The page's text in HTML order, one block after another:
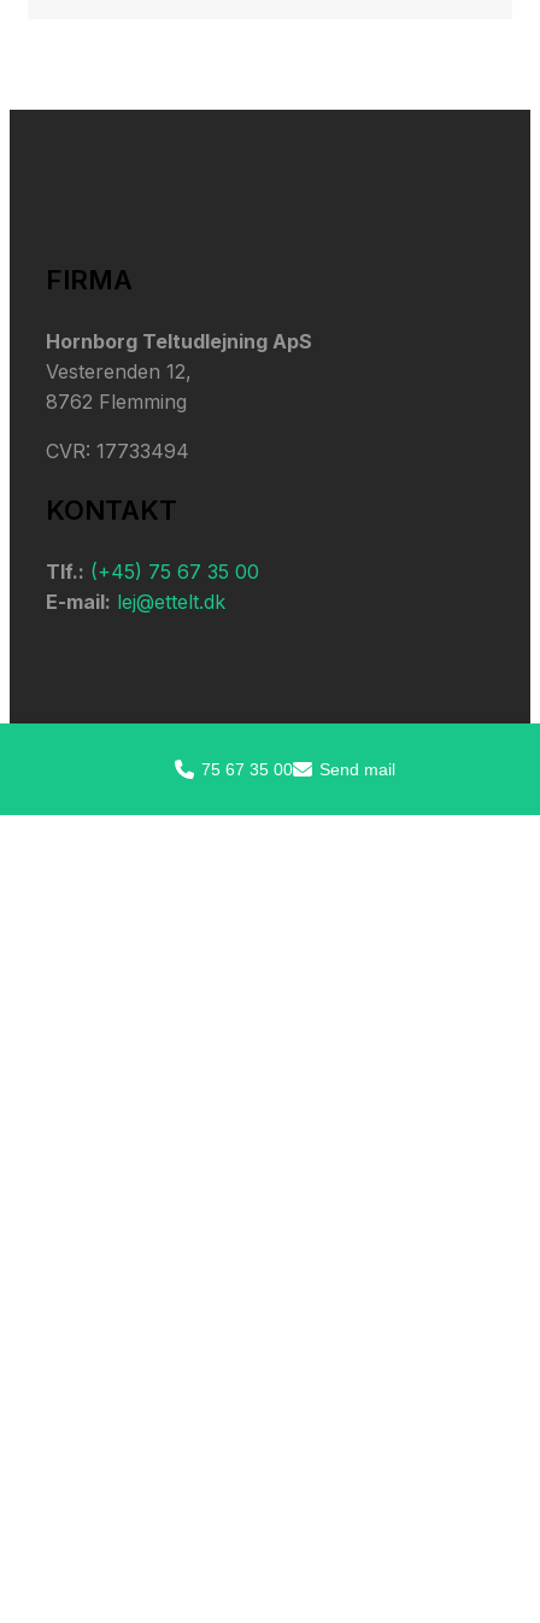
FIRMA
​Hornborg Teltudlejning ApS
Vesterenden 12,
​8762 Flemming
​CVR: 17733494
KONTAKT
Tlf.: (+45) 75 67 35 00
E-mail: lej@ettelt.dk
ALT TIL FEST
75 67 35 00 Send mail